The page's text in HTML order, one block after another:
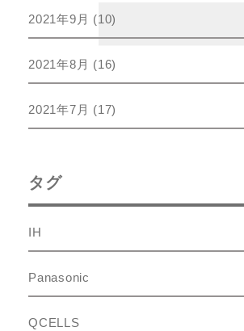
2021年9月 (10)
2021年8月 (16)
2021年7月 (17)
タグ
IH
Panasonic
QCELLS